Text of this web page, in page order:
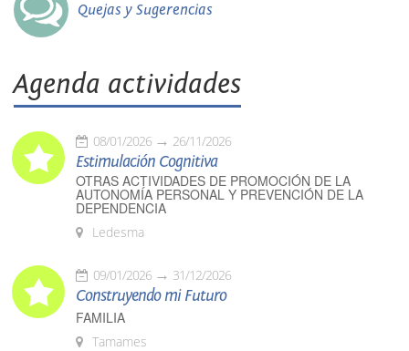
Quejas y Sugerencias
Agenda actividades
08/01/2026 26/11/2026
Estimulación Cognitiva
OTRAS ACTIVIDADES DE PROMOCIÓN DE LA
AUTONOMÍA PERSONAL Y PREVENCIÓN DE LA
DEPENDENCIA
Ledesma
09/01/2026 31/12/2026
Construyendo mi Futuro
FAMILIA
Tamames